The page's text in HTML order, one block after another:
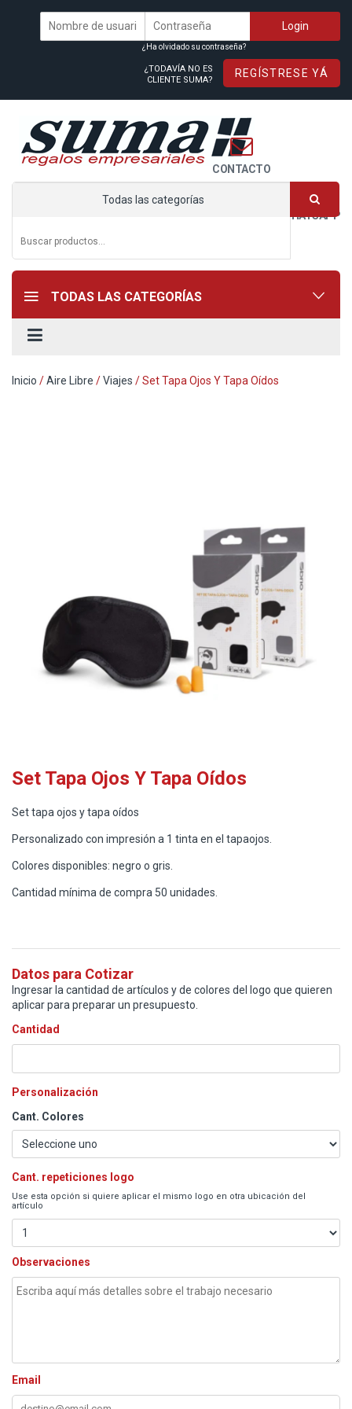
¿Ha olvidado su contraseña?
¿TODAVÍA NO ES
CLIENTE SUMA?
REGÍSTRESE YÁ
WHATSAPP
CONTACTO
Todas las categorías
TODAS LAS CATEGORÍAS
Inicio /Aire Libre /Viajes / Set Tapa Ojos Y Tapa Oídos
Set Tapa Ojos Y Tapa Oídos
Set tapa ojos y tapa oídos
Personalizado con impresión a 1 tinta en el tapaojos.
Colores disponibles: negro o gris.
Cantidad mínima de compra 50 unidades.
Datos para Cotizar
Ingresar la cantidad de artículos y de colores del logo que quieren
aplicar para preparar un presupuesto.
Cantidad
Personalización
Cant. Colores
Cant. repeticiones logo
Use esta opción si quiere aplicar el mismo logo en otra ubicación del
artículo
Observaciones
Email